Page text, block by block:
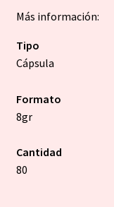
Más información:
Tipo
Cápsula
Formato
8gr
Cantidad
80